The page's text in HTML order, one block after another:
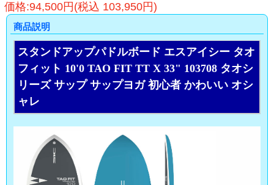
価格:94,500円(税込 103,950円)
商品説明
スタンドアップパドルボード エスアイシー タオ
フィット 10'0 TAO FIT TT X 33" 103708 タオシ
リーズ サップ サップヨガ 初心者 かわいい オシ
ャレ